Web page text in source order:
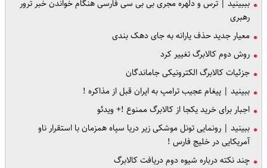
بببینید | ترس و دلهره مجری بی بی سی فارسی هنگام خواندن خبر ترور
رهبری
معیار جدید حذف یارانه به جای دهک بندی
روش دوم کالابرگ تغییر کرد
جزئیات کالابرگ الکترونیکی جاماندگان
ببینید | پیغام عجیب ترامپ به ایران قبل از مذاکره !
اجبار برای خرید یکجا از کالابرگ ممنوع !+ ویدئو
ببینید | رونمایی تونل موشکی زیر دریا سپاه همزمان با استقرار ناو
آمریکایی در خلیج فارس !
چند نکته درباره شیوه دوم دریافت کالابرگ